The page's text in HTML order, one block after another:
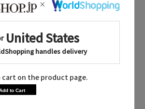
TOGETHER
同じブランドのアイテム